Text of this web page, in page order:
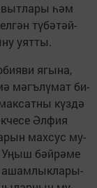
һәм
тү­бә­тәй­
уят­ты.
ягы­на,
мәгъ­лү­мат би­
күз­дә
Әл­фия
мах­сус му­
Уңыш бәй­рә­ме
ашам­лык­ла­ры­